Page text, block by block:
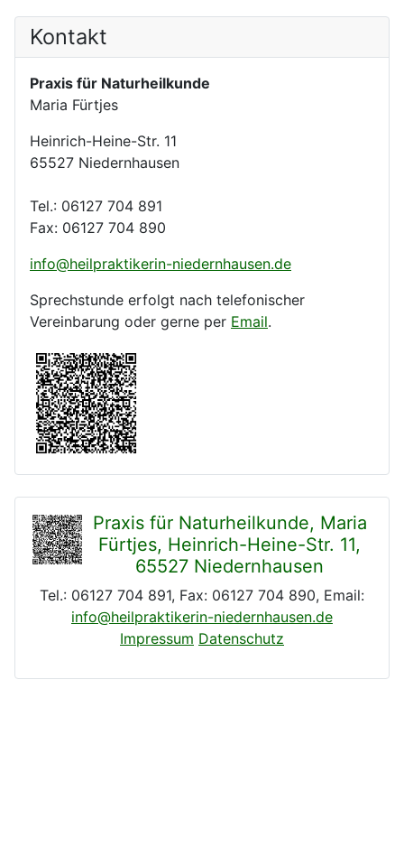
Kontakt
Praxis für Naturheilkunde
Maria Fürtjes
Heinrich-Heine-Str. 11
65527 Niedernhausen
Tel.: 06127 704 891
Fax: 06127 704 890
info@heilpraktikerin-niedernhausen.de
Sprechstunde erfolgt nach telefonischer
Vereinbarung oder gerne per Email.
Praxis für Naturheilkunde, Maria
Fürtjes, Heinrich-Heine-Str. 11,
65527 Niedernhausen
Tel.: 06127 704 891, Fax: 06127 704 890, Email:
info@heilpraktikerin-niedernhausen.de
Impressum Datenschutz